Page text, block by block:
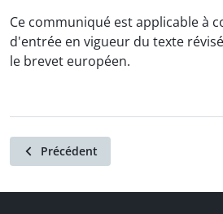
Ce communiqué est applicable à
d'entrée en vigueur du texte
le brevet européen.
Précédent